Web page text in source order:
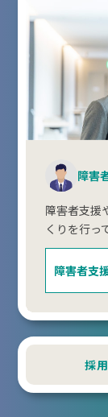
障害
障害者支援
くりを行っ
障害者支
採